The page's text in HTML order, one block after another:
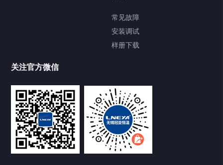
Chamber试验箱
TCU温度控制单元
VOCs冷凝回收装置
常见故障
安装调试
样册下载
关注官方微信